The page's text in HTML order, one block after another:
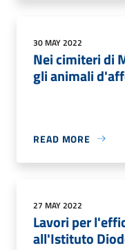
30 MAY 2022
Nei cimiteri di
gli animali
READ MORE
27 MAY 2022
Lavori per
all'Istituto